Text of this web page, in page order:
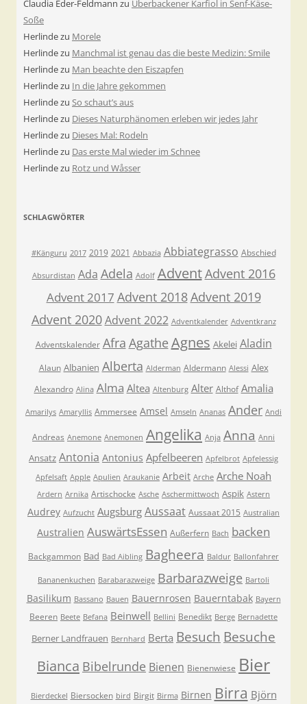
Claudia Eder-Feldmann zu Überbackener Karfiol in Senf-Käse-
Soße
Herlindezu Morele
Herlindezu Manchmal ist genau das die beste Medizin: Smile
Herlindezu Man beachte den Eiszapfen
Herlindezu In die Jahre gekommen
Herlindezu So schaut’s aus
Herlindezu Dieses Naturphänomen erleben wir jedes Jahr
Herlindezu Dieses Mal: Rodeln
Herlindezu Das erste Mal wieder im Schnee
Herlindezu Rotz und Wåsser
SCHLAGWÖRTER
#Känguru 2017 2019 2021 Abbazia Abbiategrasso Abschied
Absurdistan Ada Adela Adolf AdventAdvent 2016
Advent 2017 Advent 2018Advent 2019
Advent 2020 Advent 2022 Adventkalender Adventkranz
Adventskalender Afra Agathe Agnes Akelei Aladin
Alaun Albanien Alberta Alderman Aldermann Alessi Alex
Alexandro Alina Alma Altea Altenburg Alter Althof Amalia
Amarilys Amaryllis Ammersee Amsel Amseln Ananas Ander Andi
Andreas Anemone Anemonen Angelika Anja Anna Anni
Ansatz Antonia Antonius Apfelbeeren Apfelbrot Apfelessig
Apfelsaft Apple Apulien Araukanie Arbeit Arche Arche Noah
Ardern Arnika Artischocke Asche Aschermittwoch Aspik Astern
Audrey Aufzucht Augsburg Aussaat Aussaat 2015 Australian
Australien AuswärtsEssen Außerfern Bach backen
Backgammon Bad Bad Aibling Bagheera Baldur Ballonfahrer
Bananenkuchen Barabarazweige Barbarazweige Bartoli
Basilikum Bassano Bauen Bauernrosen Bauerntabak Bayern
Beeren Beete Befana Beinwell Bellini Benedikt Berge Bernadette
Berner Landfrauen Bernhard Berta Besuch Besuche
Bianca Bibelrunde Bienen Bienenwiese Bier
Bierdeckel Biersocken bird Birgit Birma Birnen Birra Björn